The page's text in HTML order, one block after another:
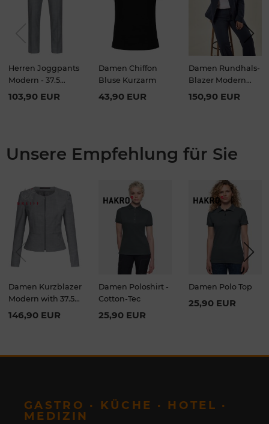
Herren Joggpants
Modern - 37.5
Regular Fit
103,90 EUR
Damen Chiffon
Bluse Kurzarm
43,90 EUR
Damen Rundhals-
Blazer Modern
with 37.5 Regular
150,90 EUR
Next
Unsere Empfehlung für Sie
Previou
s
Damen Kurzblazer
Modern with 37.5
Slim Fit
146,90 EUR
Damen Poloshirt -
Cotton-Tec
25,90 EUR
Damen Polo Top
25,90 EUR
Next
GASTRO · KÜCHE · HOTEL ·
MEDIZIN